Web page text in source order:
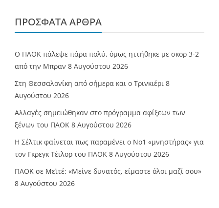
ΠΡΌΣΦΑΤΑ ΆΡΘΡΑ
Ο ΠΑΟΚ πάλεψε πάρα πολύ, όμως ηττήθηκε με σκορ 3-2
από την Μπραν 8 Αυγούστου 2026
Στη Θεσσαλονίκη από σήμερα και ο Τρινκιέρι 8
Αυγούστου 2026
Αλλαγές σημειώθηκαν στο πρόγραμμα αφίξεων των
ξένων του ΠΑΟΚ 8 Αυγούστου 2026
Η Σέλτικ φαίνεται πως παραμένει ο Νο1 «μνηστήρας» για
τον Γκρεγκ Τέιλορ του ΠΑΟΚ 8 Αυγούστου 2026
ΠΑΟΚ σε Μεϊτέ: «Μείνε δυνατός, είμαστε όλοι μαζί σου»
8 Αυγούστου 2026